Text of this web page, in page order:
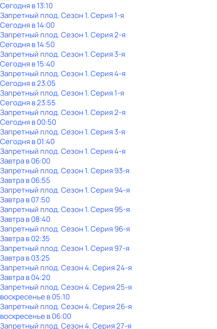
Сегодня в 13:10
Запретный плод. Сезон 1. Серия 1-я
Сегодня в 14:00
Запретный плод. Сезон 1. Серия 2-я
Сегодня в 14:50
Запретный плод. Сезон 1. Серия 3-я
Сегодня в 15:40
Запретный плод. Сезон 1. Серия 4-я
Сегодня в 23:05
Запретный плод. Сезон 1. Серия 1-я
Сегодня в 23:55
Запретный плод. Сезон 1. Серия 2-я
Сегодня в 00:50
Запретный плод. Сезон 1. Серия 3-я
Сегодня в 01:40
Запретный плод. Сезон 1. Серия 4-я
Завтра в 06:00
Запретный плод. Сезон 1. Серия 93-я
Завтра в 06:55
Запретный плод. Сезон 1. Серия 94-я
Завтра в 07:50
Запретный плод. Сезон 1. Серия 95-я
Завтра в 08:40
Запретный плод. Сезон 1. Серия 96-я
Завтра в 02:35
Запретный плод. Сезон 1. Серия 97-я
Завтра в 03:25
Запретный плод. Сезон 4. Серия 24-я
Завтра в 04:20
Запретный плод. Сезон 4. Серия 25-я
воскресенье в05:10
Запретный плод. Сезон 4. Серия 26-я
воскресенье в06:00
Запретный плод. Сезон 4. Серия 27-я